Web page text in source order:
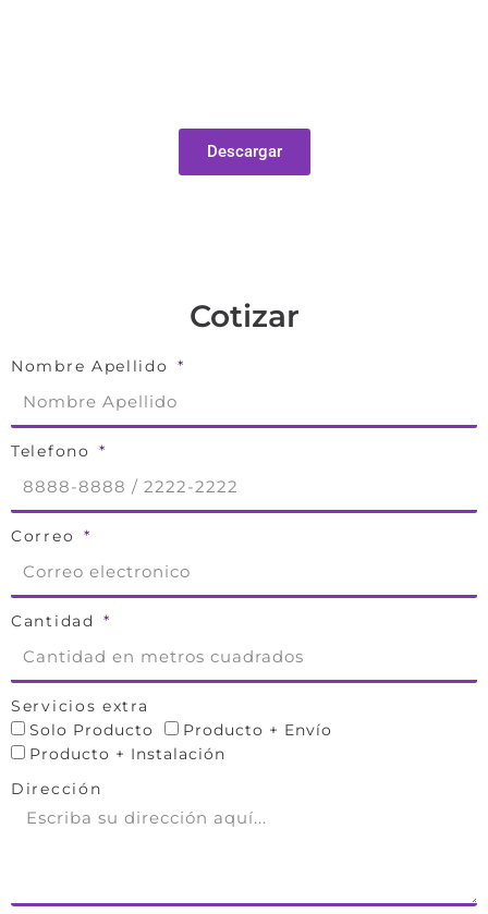
Descargar
Cotizar
Nombre Apellido
Telefono
Correo
Cantidad
Servicios extra
Solo Producto
Producto + Envío
Producto + Instalación
Dirección